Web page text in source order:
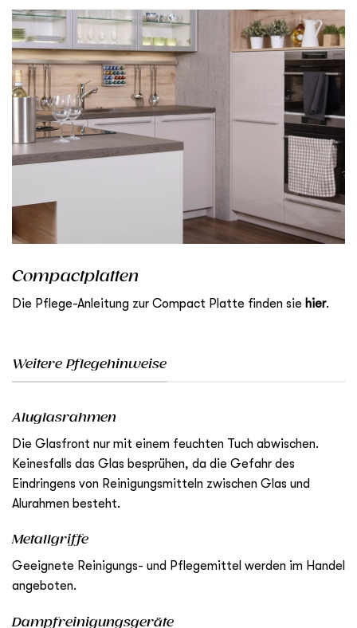
Compactplatten
Die Pflege-Anleitung zur Compact Platte finden sie hier.
Weitere Pflegehinweise
Aluglasrahmen
Die Glasfront nur mit einem feuchten Tuch abwischen.
Keinesfalls das Glas besprühen, da die Gefahr des
Eindringens von Reinigungsmitteln zwischen Glas und
Alurahmen besteht.
Metallgriffe
Geeignete Reinigungs- und Pflegemittel werden im Handel
angeboten.
Dampfreinigungsgeräte